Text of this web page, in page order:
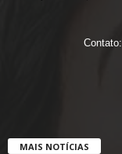
Contato:
MAIS NOTÍCIAS